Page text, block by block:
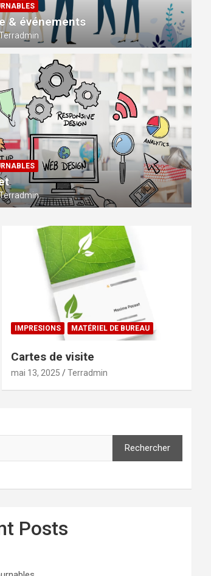
sur mesure et tous
Terradmin
& événements
IMPRESIONS MATÉRIEL DE BUREAU
Cartes de visite
mai 13, 2025 Terradmin
Rechercher
Posts